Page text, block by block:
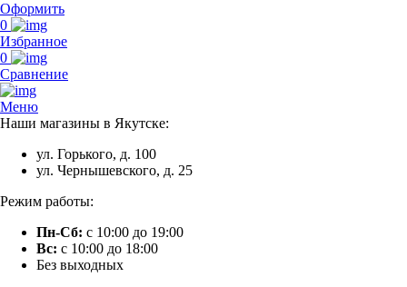
Оформить
0
Избранное
0
Сравнение
Меню
Наши магазины в Якутске:
ул. Горького, д. 100
ул. Чернышевского, д. 25
Режим работы:
Пн-Сб: с 10:00 до 19:00
Вс: с 10:00 до 18:00
Без выходных